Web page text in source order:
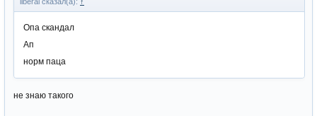
Опа скандал
Ап
норм паца
не знаю такого